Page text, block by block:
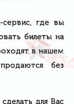
где вы
билеты на
в нашем
без
для Вас